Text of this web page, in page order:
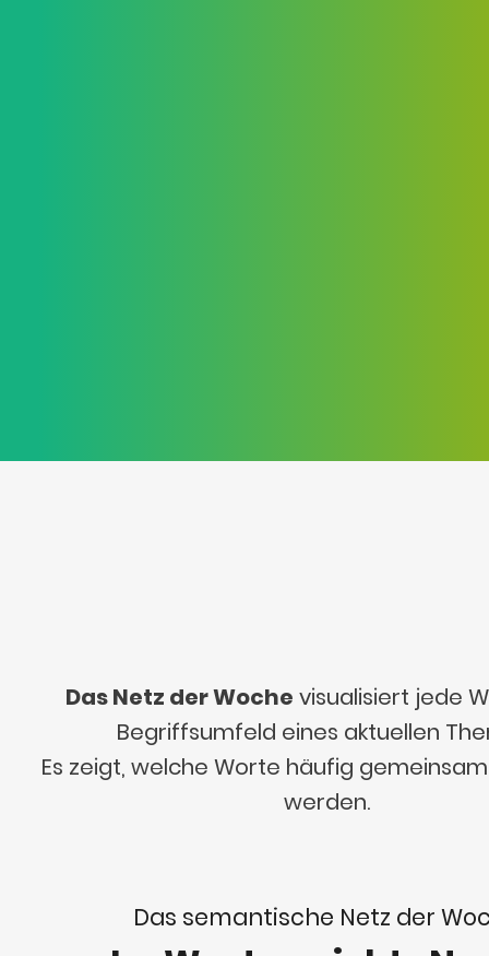
Das Netz der Woche visualisiert jede
Begriffsumfeld eines aktuellen
Es zeigt, welche Worte häufig
werden.
Das semantische Netz der